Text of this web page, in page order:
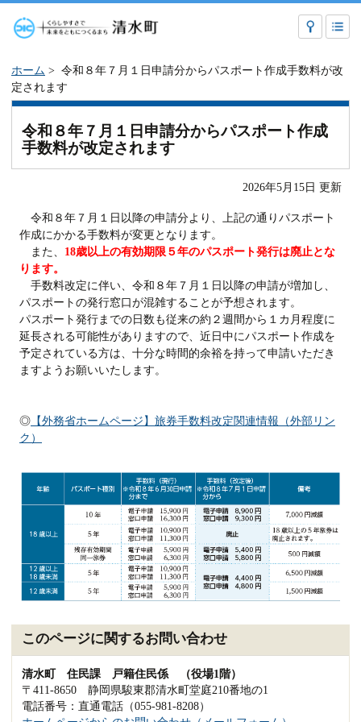
ホーム > 令和８年７月１日申請分からパスポート作成手数料が改
定されます
令和８年７月１日申請分からパスポート作成
手数料が改定されます
2026年5月15日 更新
令和８年７月１日以降の申請分より、上記の通りパスポート
作成にかかる手数料が変更となります。
また、 18歳以上の有効期限５年のパスポート発行は廃止とな
ります。
手数料改定に伴い、令和８年７月１日以降の申請が増加し、
パスポートの発行窓口が混雑することが予想されます。
パスポート発行までの日数も従来の約２週間から１カ月程度に
延長される可能性がありますので、近日中にパスポート作成を
予定されている方は、十分な時間的余裕を持って申請いただき
ますようお願いいたします。
◎ 【外務省ホームページ】旅券手数料改定関連情報（外部リン
ク）
このページに関するお問い合わせ
清水町 住民課 戸籍住民係 （役場1階）
〒411-8650 静岡県駿東郡清水町堂庭210番地の1
電話番号：直通電話（055-981-8208）